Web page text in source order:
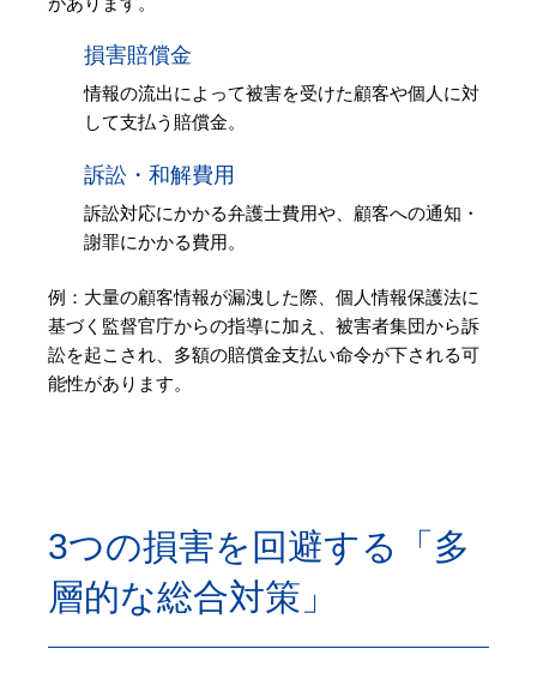
損害賠償金
情報の流出によって被害を受けた顧客や個人に対
して支払う賠償金。
訴訟・和解費用
訴訟対応にかかる弁護士費用や、顧客への通知・
謝罪にかかる費用。
例：大量の顧客情報が漏洩した際、個人情報保護法に
基づく監督官庁からの指導に加え、被害者集団から訴
訟を起こされ、多額の賠償金支払い命令が下される可
能性があります。
3つの損害を回避する「多
層的な総合対策」